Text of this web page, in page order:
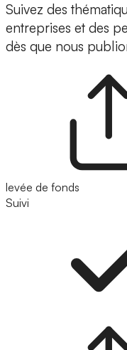
Suivez des
entreprises et des
dès que nous
levée de fonds
Suivi